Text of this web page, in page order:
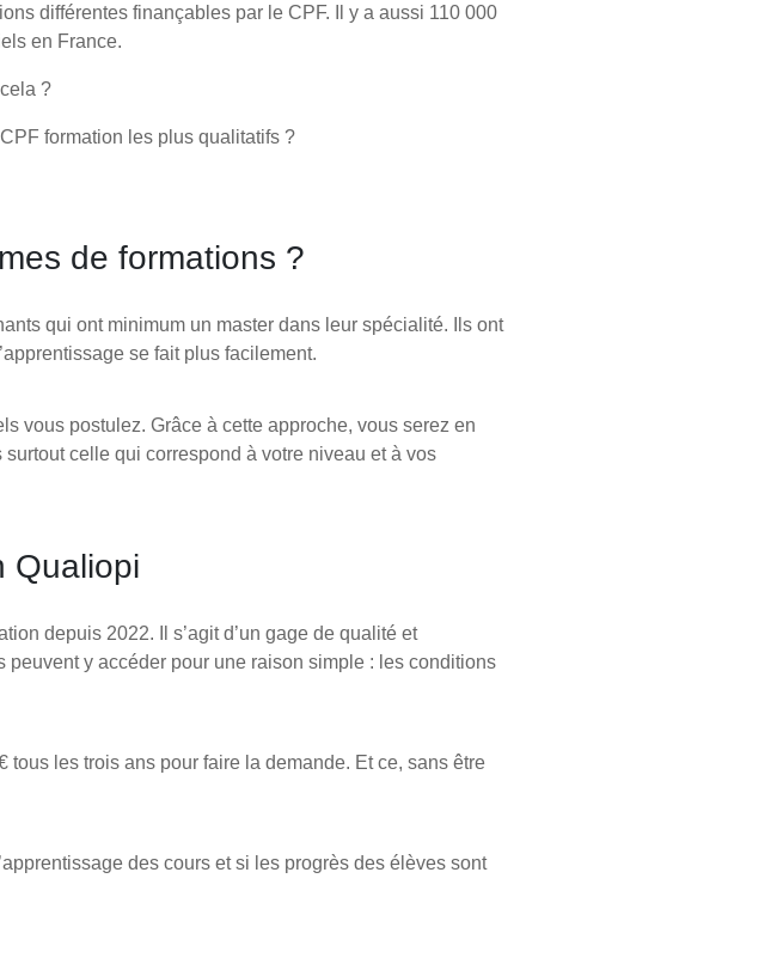
différentes finançables par le CPF. Il y a aussi 110 000
en France.
?
formation les plus qualitatifs ?
de formations ?
qui ont minimum un master dans leur spécialité. Ils ont
se fait plus facilement.
vous postulez. Grâce à cette approche, vous serez en
celle qui correspond à votre niveau et à vos
Qualiopi
depuis 2022. Il s’agit d’un gage de qualité et
y accéder pour une raison simple : les conditions
tous les trois ans pour faire la demande. Et ce, sans être
des cours et si les progrès des élèves sont